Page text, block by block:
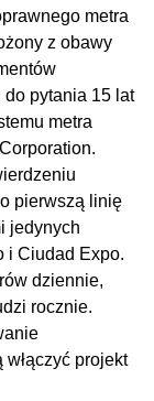
metra
z obawy
do pytania 15 lat
metra
pierwszą linię
jedynych
i Ciudad Expo.
dziennie,
rocznie.
projekt